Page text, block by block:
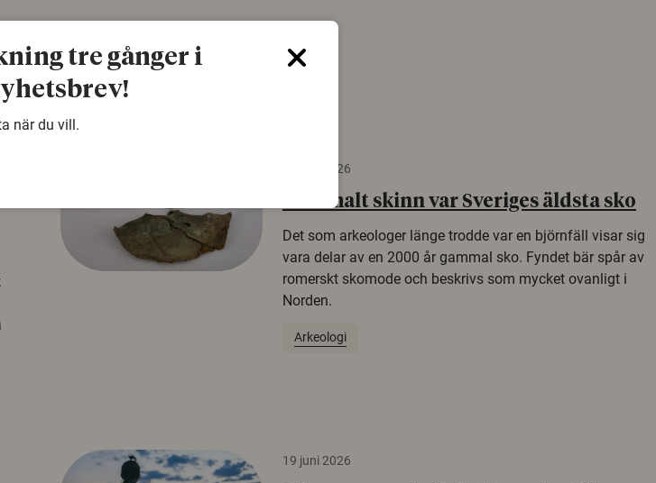
22 juni 2026
Gammalt skinn var Sveriges äldsta sko
Det som arkeologer länge trodde var en björnfäll visar sig
vara delar av en 2000 år gammal sko. Fyndet bär spår av
romerskt skomode och beskrivs som mycket ovanligt i
Norden.
Arkeologi
19 juni 2026
tre gånger i
när du vill.